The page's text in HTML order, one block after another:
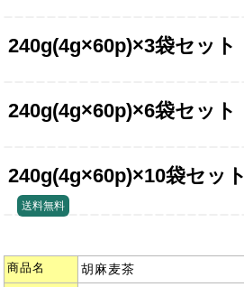
240g(4g×60p)×3袋セット
240g(4g×60p)×6袋セット
240g(4g×60p)×10袋セット
送料無料
商品名 胡麻麦茶